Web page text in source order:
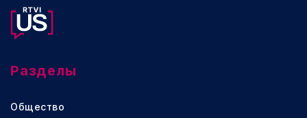
Разделы
Общество